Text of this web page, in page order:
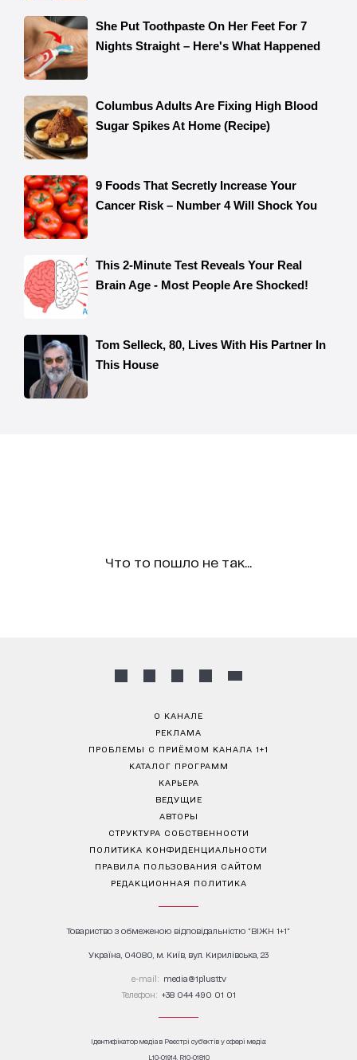
Что то пошло не так...
О КАНАЛЕ
РЕКЛАМА
ПРОБЛЕМЫ С ПРИЁМОМ КАНАЛА 1+1
КАТАЛОГ ПРОГРАММ
КАРЬЕРА
ВЕДУЩИЕ
АВТОРЫ
СТРУКТУРА СОБСТВЕННОСТИ
ПОЛИТИКА КОНФИДЕНЦИАЛЬНОСТИ
ПРАВИЛА ПОЛЬЗОВАНИЯ САЙТОМ
РЕДАКЦИОННАЯ ПОЛИТИКА
Товариство з обмеженою відповідальністю "ВІЖН 1+1"
Україна, 04080, м. Київ, вул. Кирилівська, 23
е-mail: media@1plus1.tv
Телефон: +38 044 490 01 01
Ідентифікатор медіа в Реєстрі суб’єктів у сфері медіа:
L10-01914, R10-01810